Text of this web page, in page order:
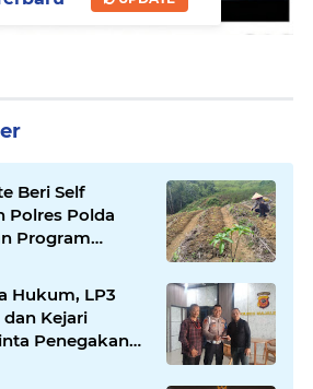
Beri Self
Polres Polda
Program
Hukum, LP3
Kejari
Penegakan
untuk